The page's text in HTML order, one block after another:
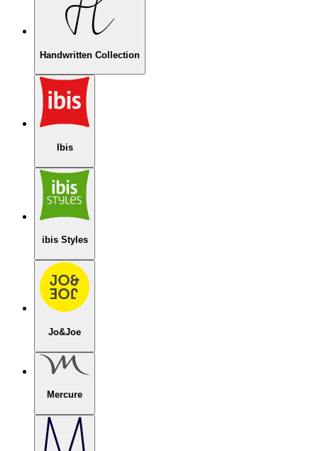
Handwritten Collection
Ibis
ibis Styles
Jo&Joe
Mercure